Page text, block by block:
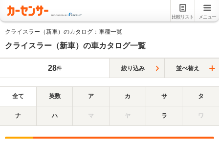
比較リスト メニュー
クライスラー（新車）のカタログ：車種一覧
クライスラー（新車）の車カタログ一覧
28件 絞り込み 並べ替え
全て 英数 ア カ サ タ
ナ ハ マ ヤ ラ ワ